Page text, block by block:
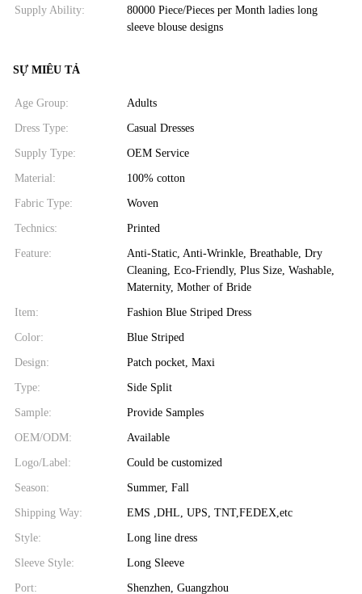
Supply Ability:
80000 Piece/Pieces per Month ladies long
sleeve blouse designs
SỰ MIÊU TẢ
Age Group: Adults
Dress Type: Casual Dresses
Supply Type: OEM Service
Material: 100% cotton
Fabric Type: Woven
Technics: Printed
Feature:
Anti-Static, Anti-Wrinkle, Breathable, Dry
Cleaning, Eco-Friendly, Plus Size, Washable,
Maternity, Mother of Bride
Item: Fashion Blue Striped Dress
Color: Blue Striped
Design: Patch pocket, Maxi
Type: Side Split
Sample: Provide Samples
OEM/ODM: Available
Logo/Label: Could be customized
Season: Summer, Fall
Shipping Way: EMS ,DHL, UPS, TNT,FEDEX,etc
Style: Long line dress
Sleeve Style: Long Sleeve
Port: Shenzhen, Guangzhou